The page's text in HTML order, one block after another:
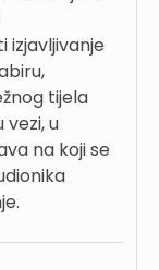
izjavljivanje
tijela
u
na koji se